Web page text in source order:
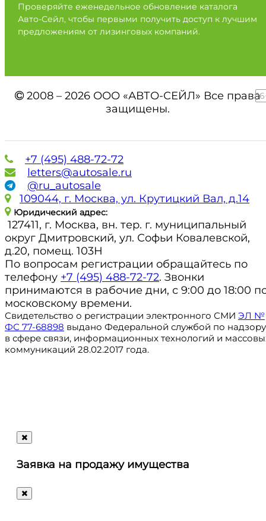
Проверяйте еженедельное обновление каталога
Авто-Сейл, чтобы первыми получить доступ к лучшим
предложениям от лизинговых компаний.
2008 – 2026 ООО «АВТО-СЕЙЛ» Все права
защищены.
+7 (495) 488-72-72
letters@autosale.ru
@ru_autosale
109044, г. Москва, ул. Крутицкий Вал, д.14
Юридический адрес:
127411, г. Москва, вн. тер. г. муниципальный
округ Дмитровский, ул. Софьи Ковалевской,
д.20, помещ. 103Н
По вопросам регистрации обращайтесь по
телефону +7 (495) 488-72-72. Звонки
принимаются в рабочие дни, с 9:00 до 18:00
московскому времени.
Свидетельство о регистрации электронного СМИ ЭЛ №
ФС 77-68898 выдано Федеральной службой по надзору
в сфере связи, информационных технологий и
коммуникаций 28.02.2017 года.
letters@autosale.ru
Ответим
Заявка на продажу имущества